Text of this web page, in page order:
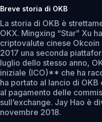
Breve storia di OKB
La storia di OKB è
OKX. Mingxing “Star” Xu
criptovalute cinese
2017 una seconda
luglio dello stesso anno,
iniziale (ICO)** che ha
ha portato al lancio di
al pagamento delle
sull’exchange. Jay Hao è
novembre 2018.